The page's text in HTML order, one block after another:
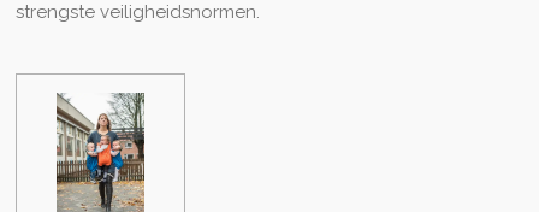
strengste veiligheidsnormen.